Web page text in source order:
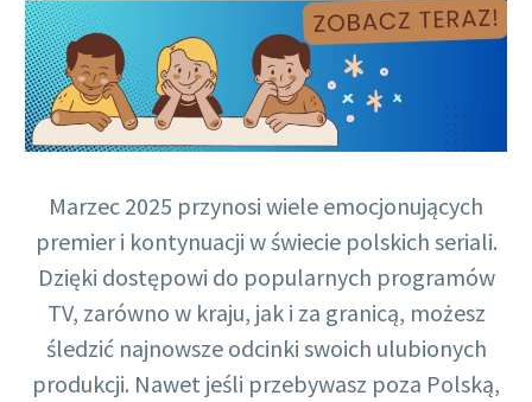
Marzec 2025 przynosi wiele emocjonujących
premier i kontynuacji w świecie polskich seriali.
Dzięki dostępowi do popularnych programów
TV, zarówno w kraju, jak i za granicą, możesz
śledzić najnowsze odcinki swoich ulubionych
produkcji. Nawet jeśli przebywasz poza Polską,